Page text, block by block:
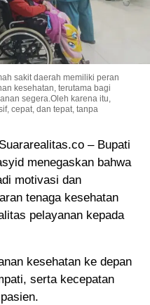
sakit daerah memiliki peran
kesehatan, terutama bagi
segera.Oleh karena itu,
cepat, dan tepat, tanpa
– Bupati
menegaskan bahwa
motivasi dan
tenaga kesehatan
pelayanan kepada
kesehatan ke depan
serta kecepatan